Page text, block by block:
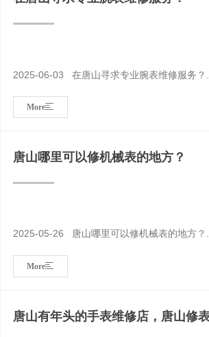
2025-06-03 在唐山寻求专业腕表维修服务？‌...
More
唐山哪里可以修机械表的地方？
2025-05-26 唐山哪里可以修机械表的地方？
More
唐山有年头的手表维修店，唐山修